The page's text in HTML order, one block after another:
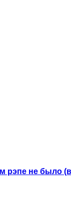
рэпе не было